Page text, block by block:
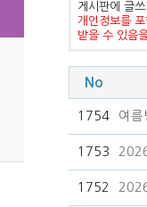
게시판에 글
개인정보를
받을 수 있음
No
1754 여름
1753
1752